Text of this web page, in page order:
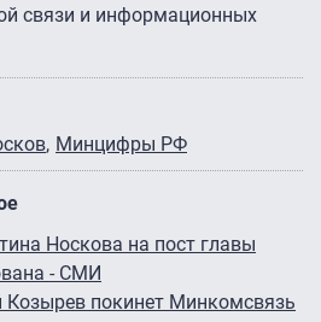
связи и информационных
Минцифры РФ
Носкова на пост главы
- СМИ
покинет Минкомсвязь